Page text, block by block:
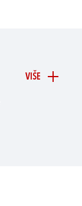
VIŠE